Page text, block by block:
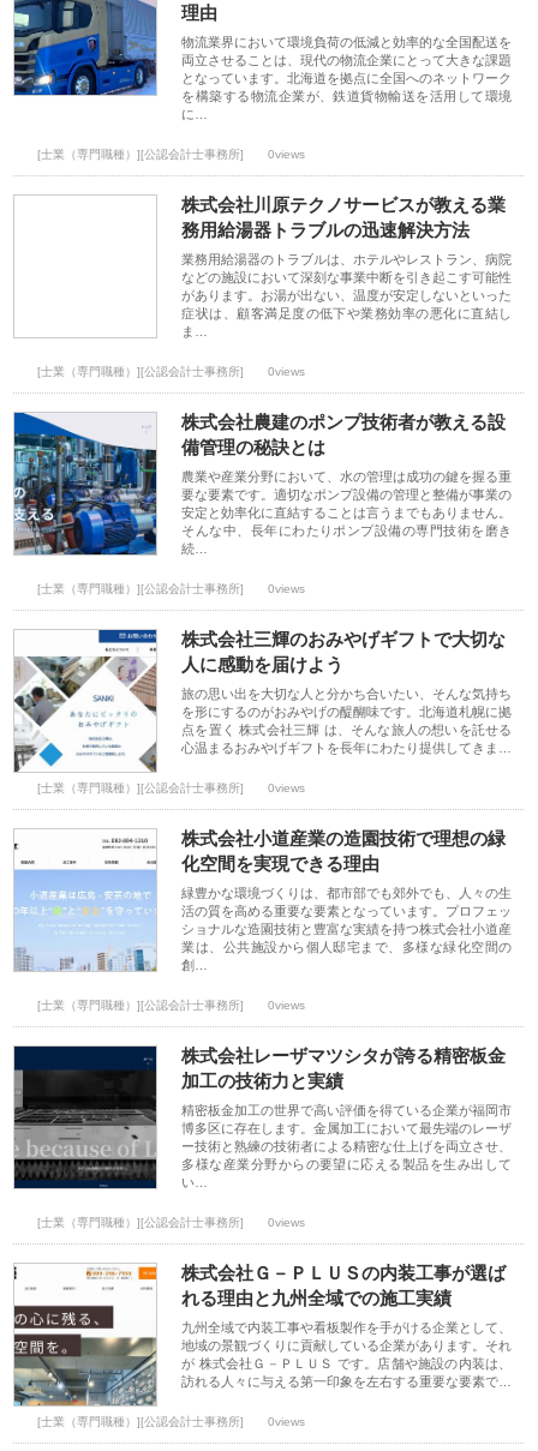
理由
物流業界において環境負荷の低減と効率的な全国配送を
両立させることは、現代の物流企業にとって大きな課題
となっています。北海道を拠点に全国へのネットワーク
を構築する物流企業が、鉄道貨物輸送を活用して環境
に…
[士業（専門職種）][公認会計士事務所] 0views
株式会社川原テクノサービスが教える業
務用給湯器トラブルの迅速解決方法
業務用給湯器のトラブルは、ホテルやレストラン、病院
などの施設において深刻な事業中断を引き起こす可能性
があります。お湯が出ない、温度が安定しないといった
症状は、顧客満足度の低下や業務効率の悪化に直結し
ま…
[士業（専門職種）][公認会計士事務所] 0views
株式会社農建のポンプ技術者が教える設
備管理の秘訣とは
農業や産業分野において、水の管理は成功の鍵を握る重
要な要素です。適切なポンプ設備の管理と整備が事業の
安定と効率化に直結することは言うまでもありません。
そんな中、長年にわたりポンプ設備の専門技術を磨き
続…
[士業（専門職種）][公認会計士事務所] 0views
株式会社三輝のおみやげギフトで大切な
人に感動を届けよう
旅の思い出を大切な人と分かち合いたい、そんな気持ち
を形にするのがおみやげの醍醐味です。北海道札幌に拠
点を置く 株式会社三輝 は、そんな旅人の想いを託せる
心温まるおみやげギフトを長年にわたり提供してきま…
[士業（専門職種）][公認会計士事務所] 0views
株式会社小道産業の造園技術で理想の緑
化空間を実現できる理由
緑豊かな環境づくりは、都市部でも郊外でも、人々の生
活の質を高める重要な要素となっています。プロフェッ
ショナルな造園技術と豊富な実績を持つ株式会社小道産
業は、公共施設から個人邸宅まで、多様な緑化空間の
創…
[士業（専門職種）][公認会計士事務所] 0views
株式会社レーザマツシタが誇る精密板金
加工の技術力と実績
精密板金加工の世界で高い評価を得ている企業が福岡市
博多区に存在します。金属加工において最先端のレーザ
ー技術と熟練の技術者による精密な仕上げを両立させ、
多様な産業分野からの要望に応える製品を生み出して
い…
[士業（専門職種）][公認会計士事務所] 0views
株式会社Ｇ－ＰＬＵＳの内装工事が選ば
れる理由と九州全域での施工実績
九州全域で内装工事や看板製作を手がける企業として、
地域の景観づくりに貢献している企業があります。それ
が 株式会社Ｇ－ＰＬＵＳ です。店舗や施設の内装は、
訪れる人々に与える第一印象を左右する重要な要素で…
[士業（専門職種）][公認会計士事務所] 0views